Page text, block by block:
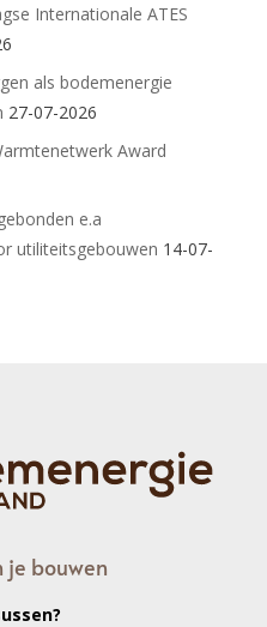
Internationale ATES
als bodemenergie
27-07-2026
Award
e.a
utiliteitsgebouwen 14-07-
bouwen